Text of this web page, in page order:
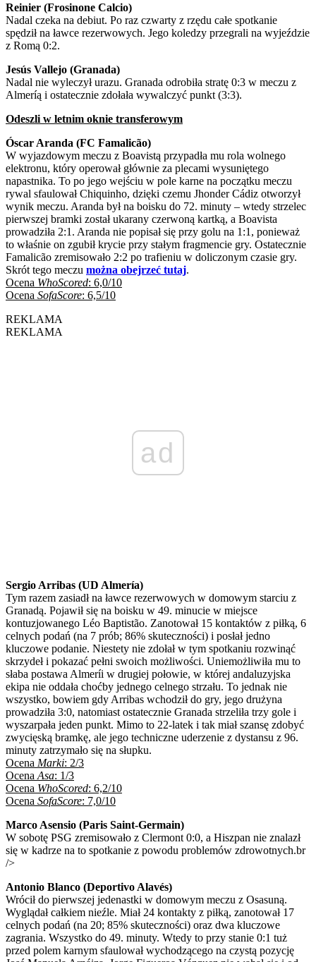
Reinier (Frosinone Calcio)
Nadal czeka na debiut. Po raz czwarty z rzędu całe spotkanie
spędził na ławce rezerwowych. Jego koledzy przegrali na wyjeździe
z Romą 0:2.
Jesús Vallejo (Granada)
Nadal nie wyleczył urazu. Granada odrobiła stratę 0:3 w meczu z
Almeríą i ostatecznie zdołała wywalczyć punkt (3:3).
Odeszli w letnim oknie transferowym
Óscar Aranda (FC Famalicão)
W wyjazdowym meczu z Boavistą przypadła mu rola wolnego
elektronu, który operował głównie za plecami wysuniętego
napastnika. To po jego wejściu w pole karne na początku meczu
rywal sfaulował Chiquinho, dzięki czemu Jhonder Cádiz otworzył
wynik meczu. Aranda był na boisku do 72. minuty – wtedy strzelec
pierwszej bramki został ukarany czerwoną kartką, a Boavista
prowadziła 2:1. Aranda nie popisał się przy golu na 1:1, ponieważ
to właśnie on zgubił krycie przy stałym fragmencie gry. Ostatecznie
Famalicão zremisowało 2:2 po trafieniu w doliczonym czasie gry.
Skrót tego meczu można obejrzeć tutaj.
Ocena WhoScored: 6,0/10
Ocena SofaScore: 6,5/10
REKLAMA
REKLAMA
ad
Sergio Arribas (UD Almería)
Tym razem zasiadł na ławce rezerwowych w domowym starciu z
Granadą. Pojawił się na boisku w 49. minucie w miejsce
kontuzjowanego Léo Baptistão. Zanotował 15 kontaktów z piłką, 6
celnych podań (na 7 prób; 86% skuteczności) i posłał jedno
kluczowe podanie. Niestety nie zdołał w tym spotkaniu rozwinąć
skrzydeł i pokazać pełni swoich możliwości. Uniemożliwiła mu to
słaba postawa Almeríi w drugiej połowie, w której andaluzyjska
ekipa nie oddała choćby jednego celnego strzału. To jednak nie
wszystko, bowiem gdy Arribas wchodził do gry, jego drużyna
prowadziła 3:0, natomiast ostatecznie Granada strzeliła trzy gole i
wyszarpała jeden punkt. Mimo to 22-latek i tak miał szansę zdobyć
zwycięską bramkę, ale jego techniczne uderzenie z dystansu z 96.
minuty zatrzymało się na słupku.
Ocena Marki: 2/3
Ocena Asa: 1/3
Ocena WhoScored: 6,2/10
Ocena SofaScore: 7,0/10
Marco Asensio (Paris Saint-Germain)
W sobotę PSG zremisowało z Clermont 0:0, a Hiszpan nie znalazł
się w kadrze na to spotkanie z powodu problemów zdrowotnych.br
/>
Antonio Blanco (Deportivo Alavés)
Wrócił do pierwszej jedenastki w domowym meczu z Osasuną.
Wyglądał całkiem nieźle. Miał 24 kontakty z piłką, zanotował 17
celnych podań (na 20; 85% skuteczności) oraz dwa kluczowe
zagrania. Wszystko do 49. minuty. Wtedy to przy stanie 0:1 tuż
przed polem karnym sfaulował wychodzącego na czystą pozycję